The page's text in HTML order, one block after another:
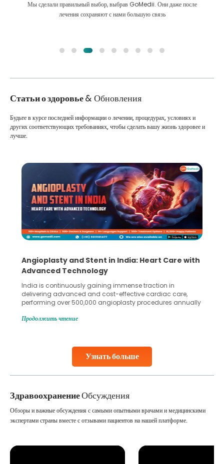
Мы сделали правильный выбор, выбрав GoMedii. Они даже после
лечения сохраняют с нами большую связь
Статьи о здоровье& Обновления
Узнать больше
Будьте в курсе последней информации о лечении, процедурах, условиях и
других соответствующих требованиях, чтобы сделать вашу жизнь здоровее и
лучше.
5 Essential Steps for Effective Human Sperm
Collection and Processing Methods
Human sperm collection and processing are critical steps
in advanced reproductive techniques like In Vitro
Fertilization (IVF) and intrauterine insemination (IUI). These
challenges and help couples achieve their dream of
collected, they process the
Продолжить чтение
ЗдравоохранениеОбсуждения
Обзоры и важные обсуждения с самыми опытными врачами и медицинскими
экспертами страны вместе с отзывами пациентов на нашей платформе.